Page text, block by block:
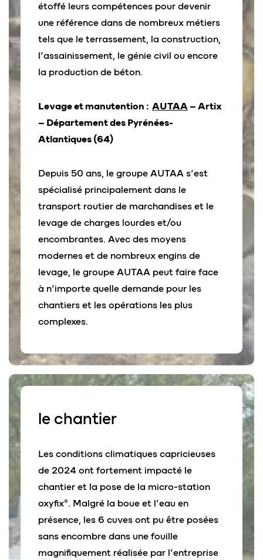
étoffé leurs compétences pour devenir
une référence dans de nombreux métiers
tels que le terrassement, la construction,
l’assainissement, le génie civil ou encore
la production de béton.
Levage et manutention : AUTAA– Artix
– Département des Pyrénées-
Atlantiques (64)
Depuis 50 ans, le groupe AUTAA s’est
spécialisé principalement dans le
transport routier de marchandises et le
levage de charges lourdes et/ou
encombrantes. Avec des moyens
modernes et de nombreux engins de
levage, le groupe AUTAA peut faire face
à n’importe quelle demande pour les
chantiers et les opérations les plus
complexes.
le chantier
Les conditions climatiques capricieuses
de 2024 ont fortement impacté le
chantier et la pose de la micro-station
oxyfix®. Malgré la boue et l’eau en
présence, les 6 cuves ont pu être posées
sans encombre dans une fouille
magnifiquement réalisée par l’entreprise